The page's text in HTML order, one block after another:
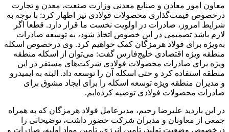
معاون امور معادن و صنایع معدنی وزارت صنعت، معدن و تجارت
درخصوص قیمت‌گذاری محصولات فولادی نیز اظهار کرد: با توجه به
شرایط امروز، صادرات در اولویت نخست ما قرار دارد. قطعا اگر
لازم باشد تصمیمی در این خصوص اتخاذ شود، به توسعه صادرات
به‌ویژه برای فولاد هرمزگان کمک خواهیم کرد. وی درخصوص اسکله
منطقه ویژه اقتصادی خلیج‌فارس گفت: می‌توان از اسکله منطقه
ویژه برای صادرات محصولات فولادی شرکت‌های مستقر در این
منطقه استفاده کرد و حتی اسکله آن را توسعه داد. البته به ایمیدرو
و مدیران منطقه ویژه توسعه اسکله را برای ایجاد مشوق برای
صادرات محصولات فولادی توصیه کرده‌ایم.
در این بازدید علیرضا رحیم، مدیرعامل فولاد هرمزگان که به همراه
جمعی از معاونان و مدیران شرکت حضور داشت، توضیحاتی را
درخصوص وضعیت تولید، تامین انرژی، تامین مواد اولیه، صادرات و